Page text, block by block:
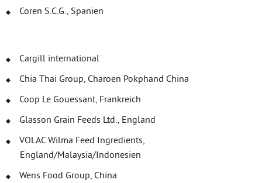
Coren S.C.G., Spanien
Cargill international
Chia Thai Group, Charoen Pokphand China
Coop Le Gouessant, Frankreich
Glasson Grain Feeds Ltd., England
VOLAC Wilma Feed Ingredients,
England/Malaysia/Indonesien
Wens Food Group, China